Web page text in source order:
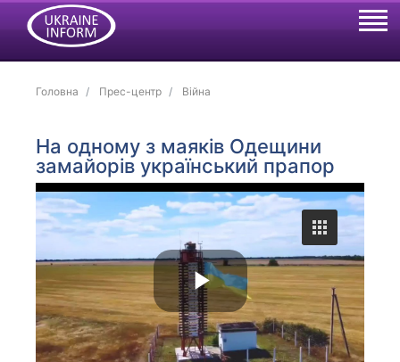
Головна Прес-центр Війна
На одному з маяків Одещини
замайорів український прапор
P